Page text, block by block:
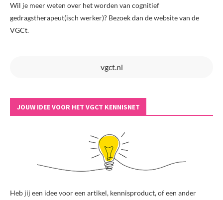
Wil je meer weten over het worden van cognitief
gedragstherapeut(isch werker)? Bezoek dan de website van de
VGCt.
vgct.nl
JOUW IDEE VOOR HET VGCT KENNISNET
Heb jij een idee voor een artikel, kennisproduct, of een ander